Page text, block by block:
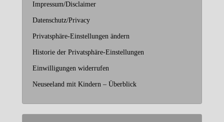
Impressum/Disclaimer
Datenschutz/Privacy
Privatsphäre-Einstellungen ändern
Historie der Privatsphäre-Einstellungen
Einwilligungen widerrufen
Neuseeland mit Kindern – Überblick